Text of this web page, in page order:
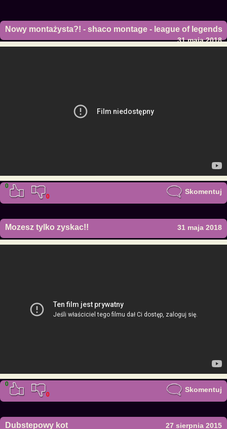
Nowy montażysta?! - shaco montage - league of legends
31 maja 2018
0
0
Skomentuj
Mozesz tylko zyskac!! 31 maja 2018
0
0
Skomentuj
Dubstepowy kot 27 sierpnia 2015